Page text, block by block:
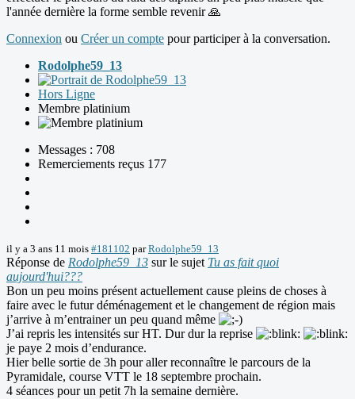
l'année dernière la forme semble revenir 🙏
Connexion ou Créer un compte pour participer à la conversation.
Rodolphe59_13
Hors Ligne
Membre platinium
Messages : 708
Remerciements reçus 177
il y a 3 ans 11 mois #181102 parRodolphe59_13
Réponse de Rodolphe59_13 sur le sujet Tu as fait quoi
aujourd'hui???
Bon un peu moins présent actuellement cause pleins de choses à
faire avec le futur déménagement et le changement de région mais
j’arrive à m’entrainer un peu quand même
J’ai repris les intensités sur HT. Dur dur la reprise
je paye 2 mois d’endurance.
Hier belle sortie de 3h pour aller reconnaître le parcours de la
Pyramidale, course VTT le 18 septembre prochain.
4 séances pour un petit 7h la semaine dernière.